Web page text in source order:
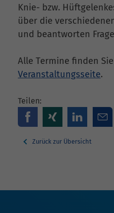
Knie- bzw.
über die
und beantworten
Alle Termine finden
Veranstaltungsseite.
Teilen:
Zurück zur Übersicht